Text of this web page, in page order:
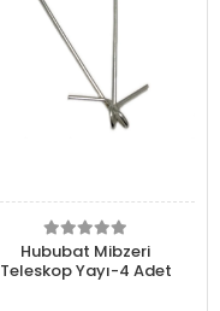
Hububat Mibzeri
Teleskop Yayı-4 Adet